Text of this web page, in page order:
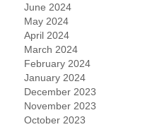
June 2024
May 2024
April 2024
March 2024
February 2024
January 2024
December 2023
November 2023
October 2023